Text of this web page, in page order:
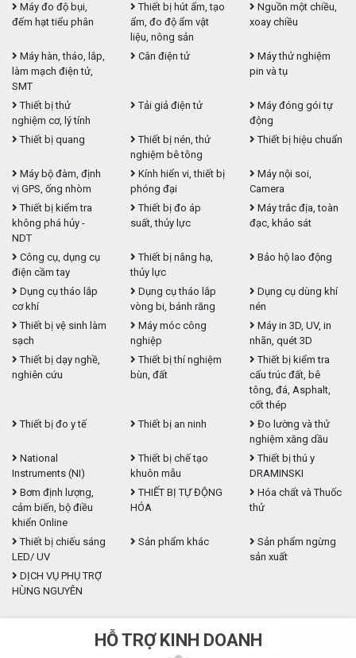
Máy đo độ bụi,
đếm hạt tiểu phân
Thiết bị hút ẩm, tạo
ẩm, đo độ ẩm vật
liệu, nông sản
Nguồn một chiều,
xoay chiều
Máy hàn, tháo, lắp,
làm mạch điện tử,
SMT
Cân điện tử
Máy thử nghiệm
pin và tụ
Thiết bị thử
nghiệm cơ, lý tính
Tải giả điện tử
Máy đóng gói tự
động
Thiết bị quang
Thiết bị nén, thử
nghiệm bê tông
Thiết bị hiệu chuẩn
Máy bộ đàm, định
vị GPS, ống nhòm
Kính hiển vi, thiết bị
phóng đại
Máy nội soi,
Camera
Thiết bị kiểm tra
không phá hủy -
NDT
Thiết bị đo áp
suất, thủy lực
Máy trắc địa, toàn
đạc, khảo sát
Công cụ, dụng cụ
điện cầm tay
Thiết bị nâng hạ,
thủy lực
Bảo hộ lao động
Dụng cụ tháo lắp
cơ khí
Dụng cụ tháo lắp
vòng bi, bánh răng
Dụng cụ dùng khí
nén
Thiết bị vệ sinh làm
sạch
Máy móc công
nghiệp
Máy in 3D, UV, in
nhãn, quét 3D
Thiết bị dạy nghề,
nghiên cứu
Thiết bị thí nghiệm
bùn, đất
Thiết bị kiểm tra
cấu trúc đất, bê
tông, đá, Asphalt,
cốt thép
Thiết bị đo y tế
Thiết bị an ninh
Đo lường và thử
nghiệm xăng dầu
National
Instruments (NI)
Thiết bị chế tạo
khuôn mẫu
Thiết bị thú y
DRAMINSKI
Bơm định lượng,
cảm biến, bộ điều
khiển Online
THIẾT BỊ TỰ ĐỘNG
HÓA
Hóa chất và Thuốc
thử
Thiết bị chiếu sáng
LED/ UV
Sản phẩm khác
Sản phẩm ngừng
sản xuất
DỊCH VỤ PHỤ TRỢ
HÙNG NGUYÊN
HỖ TRỢ KINH DOANH